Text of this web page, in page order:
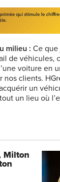
milieu : Ce que
de véhicules,
voiture en
clients.
un
un lieu où
Milton